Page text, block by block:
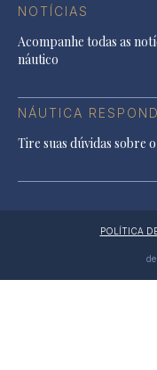
NOTÍCIAS
Acompanhe todas as
náutico
NÁUTICA
Tire suas dúvidas sobre
POLÍTICA